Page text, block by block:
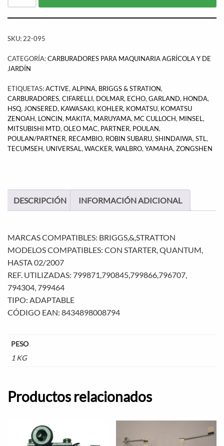
SKU: 22-095
CATEGORÍA:CARBURADORES PARA MAQUINARIA AGRÍCOLA Y DE
JARDÍN
ETIQUETAS:ACTIVE, ALPINA, BRIGGS & STRATION,
CARBURADORES, CIFARELLI, DOLMAR, ECHO, GARLAND, HONDA,
HSQ, JONSERED, KAWASAKI, KOHLER, KOMATSU, KOMATSU
ZENOAH, LONCIN, MAKITA, MARUYAMA, MC CULLOCH, MINSEL,
MITSUBISHI MTD, OLEO MAC, PARTNER, POULAN,
POULAN/PARTNER, RECAMBIO, ROBIN SUBARU, SHINDAIWA, STL,
TECUMSEH, UNIVERSAL, WACKER, WALBRO, YAMAHA, ZONGSHEN
DESCRIPCIÓN INFORMACIÓN ADICIONAL
MARCAS COMPATIBLES: BRIGGS,&,STRATTON
MODELOS COMPATIBLES: CON STARTER, QUANTUM,
HASTA 02/2007
REF. UTILIZADAS: 799871,790845,799866,796707,
794304, 799464
TIPO: ADAPTABLE
CÓDIGO EAN: 8434898008794
PESO
1 KG
Productos relacionados